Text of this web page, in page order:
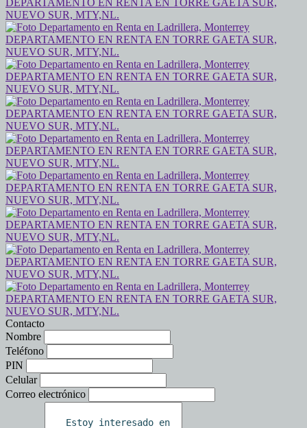
Contacto
Nombre
Teléfono
PIN
Celular
Correo electrónico